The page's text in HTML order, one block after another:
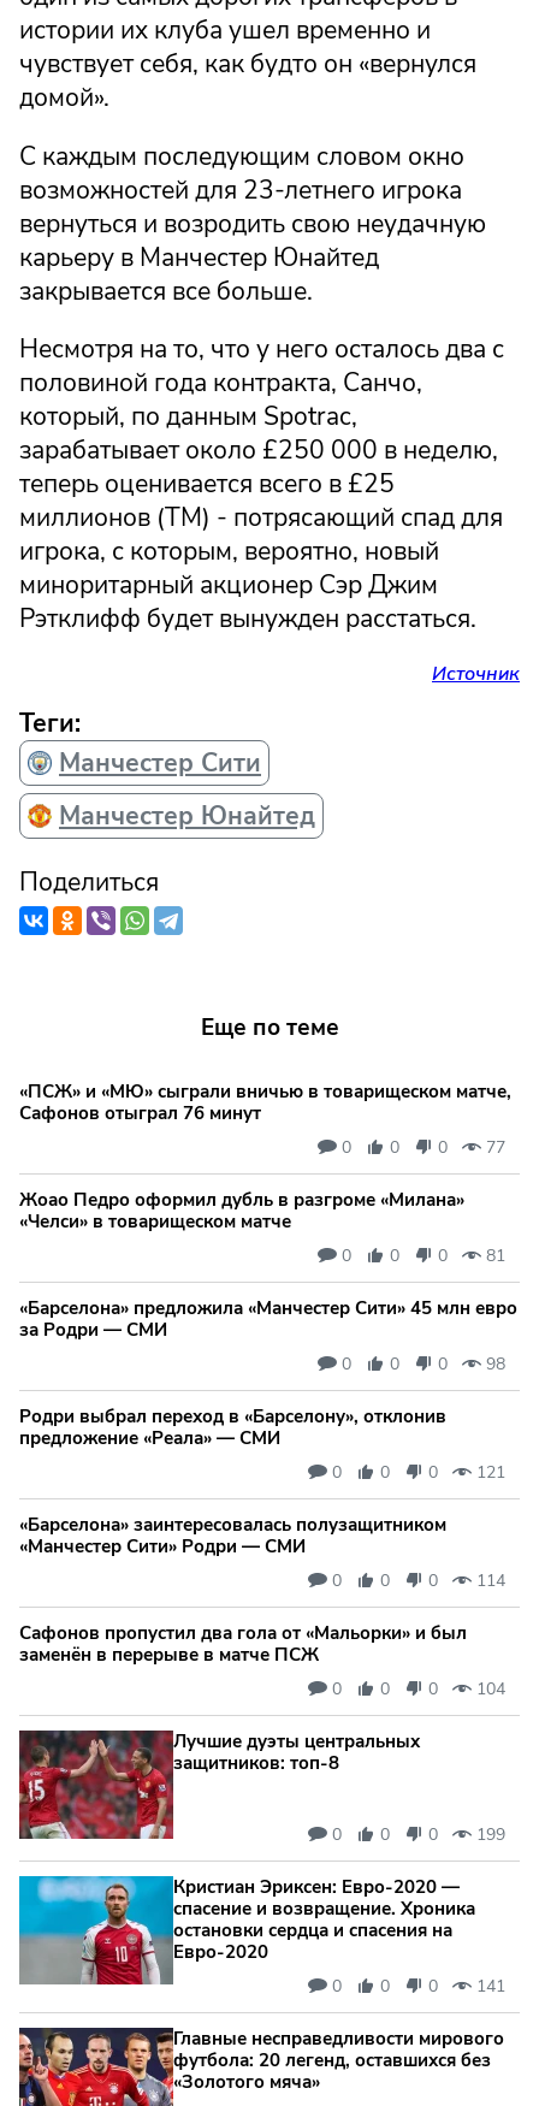
истории их клуба ушел временно и
чувствует себя, как будто он «вернулся
домой».
С каждым последующим словом окно
возможностей для 23-летнего игрока
вернуться и возродить свою неудачную
карьеру в Манчестер Юнайтед
закрывается все больше.
Несмотря на то, что у него осталось два с
половиной года контракта, Санчо,
который, по данным Spotrac,
зарабатывает около £250 000 в неделю,
теперь оценивается всего в £25
миллионов (TM) - потрясающий спад для
игрока, с которым, вероятно, новый
миноритарный акционер Сэр Джим
Рэтклифф будет вынужден расстаться.
Источник
Теги:
Манчестер Сити
Манчестер Юнайтед
Поделиться
Еще по теме
«ПСЖ» и «МЮ» сыграли вничью в товарищеском матче,
Сафонов отыграл 76 минут
0 0 0 77
Жоао Педро оформил дубль в разгроме «Милана»
«Челси» в товарищеском матче
0 0 0 81
«Барселона» предложила «Манчестер Сити» 45 млн евро
за Родри — СМИ
0 0 0 98
Родри выбрал переход в «Барселону», отклонив
предложение «Реала» — СМИ
0 0 0 121
«Барселона» заинтересовалась полузащитником
«Манчестер Сити» Родри — СМИ
0 0 0 114
Сафонов пропустил два гола от «Мальорки» и был
заменён в перерыве в матче ПСЖ
0 0 0 104
Лучшие дуэты центральных
защитников: топ‑8
0 0 0 199
Кристиан Эриксен: Евро‑2020 —
спасение и возвращение. Хроника
остановки сердца и спасения на
Евро‑2020
0 0 0 141
Главные несправедливости мирового
футбола: 20 легенд, оставшихся без
«Золотого мяча»